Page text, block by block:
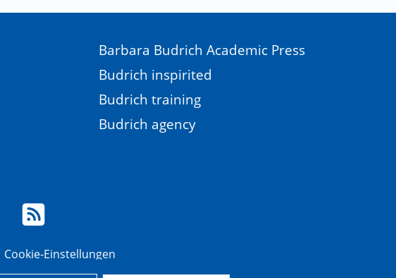
Barbara Budrich Academic Press
Budrich inspirited
Budrich training
Budrich agency
Cookie-Einstellungen